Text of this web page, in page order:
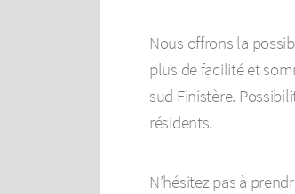
Nous offrons la
plus de facilité et
sud Finistère.
résidents.
N’hésitez pas à